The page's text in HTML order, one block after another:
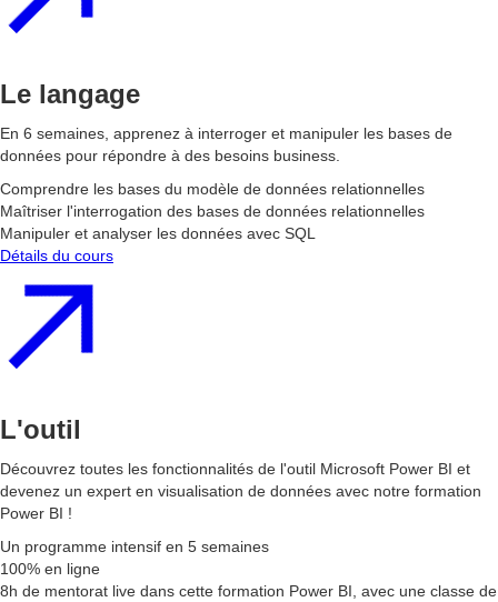
Le langage
En 6 semaines, apprenez à interroger et manipuler les bases de
données pour répondre à des besoins business.
Comprendre les bases du modèle de données relationnelles
Maîtriser l'interrogation des bases de données relationnelles
Manipuler et analyser les données avec SQL
Détails du cours
L'outil
Découvrez toutes les fonctionnalités de l'outil Microsoft Power BI et
devenez un expert en visualisation de données avec notre formation
Power BI !
Un programme intensif en 5 semaines
100% en ligne
8h de mentorat live dans cette formation Power BI, avec une classe de